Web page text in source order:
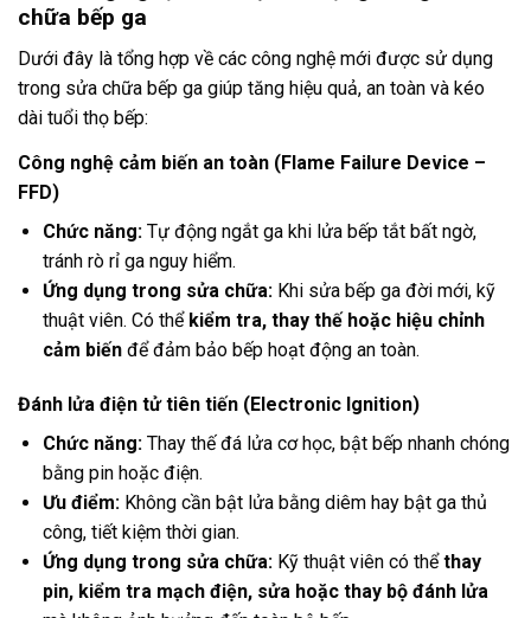
chữa bếp ga
Dưới đây là tổng hợp về các công nghệ mới được sử dụng
trong sửa chữa bếp ga giúp tăng hiệu quả, an toàn và kéo
dài tuổi thọ bếp:
Công nghệ cảm biến an toàn (Flame Failure Device –
FFD)
Chức năng:Tự động ngắt ga khi lửa bếp tắt bất ngờ,
tránh rò rỉ ga nguy hiểm.
Ứng dụng trong sửa chữa:Khi sửa bếp ga đời mới, kỹ
thuật viên. Có thể kiểm tra, thay thế hoặc hiệu chỉnh
cảm biếnđể đảm bảo bếp hoạt động an toàn.
Đánh lửa điện tử tiên tiến (Electronic Ignition)
Chức năng:Thay thế đá lửa cơ học, bật bếp nhanh chóng
bằng pin hoặc điện.
Ưu điểm:Không cần bật lửa bằng diêm hay bật ga thủ
công, tiết kiệm thời gian.
Ứng dụng trong sửa chữa:Kỹ thuật viên có thểthay
pin, kiểm tra mạch điện, sửa hoặc thay bộ đánh lửa